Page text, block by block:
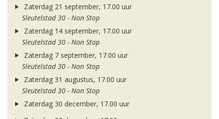
Zaterdag 21 september, 17.00 uur
Sleutelstad 30 - Non Stop
Zaterdag 14 september, 17.00 uur
Sleutelstad 30 - Non Stop
Zaterdag 7 september, 17.00 uur
Sleutelstad 30 - Non Stop
Zaterdag 31 augustus, 17.00 uur
Sleutelstad 30 - Non Stop
Zaterdag 30 december, 17.00 uur